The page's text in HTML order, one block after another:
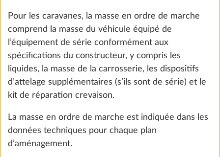
Réduction à deux sièges approuvés
Pour les caravanes, la masse en ordre de marche
comprend la masse du véhicule équipé de
l’équipement de série conformément aux
spécifications du constructeur, y compris les
liquides, la masse de la carrosserie, les dispositifs
d’attelage supplémentaires (s’ils sont de série) et le
kit de réparation crevaison.
La masse en ordre de marche est indiquée dans les
données techniques pour chaque plan
d’aménagement.